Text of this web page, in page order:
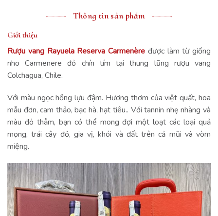
Thông tin sản phẩm
Giới thiệu
Rượu vang Rayuela Reserva Carmenère được làm từ giống
nho Carmenere đỏ chín tím tại thung lũng rượu vang
Colchagua, Chile.
Với màu ngọc hồng lựu đậm. Hương thơm của việt quất, hoa
mẫu đơn, cam thảo, bạc hà, hạt tiêu.. Với tannin nhẹ nhàng và
màu đỏ thẫm, bạn có thể mong đợi một loạt các loại quả
mọng, trái cây đỏ, gia vị, khói và đất trên cả mũi và vòm
miệng.